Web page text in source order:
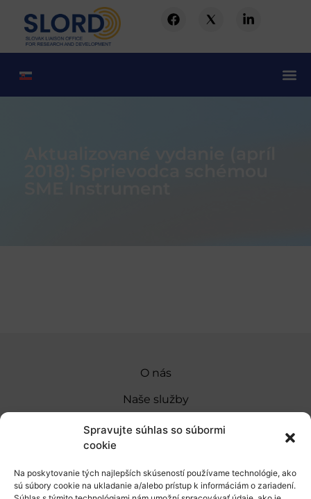
Spravujte súhlas so súbormi
cookie
Na poskytovanie tých najlepších skúseností používame technológie, ako
sú súbory cookie na ukladanie a/alebo prístup k informáciám o zariadení.
O nás
Naše služby
Financovanie a podpora
Stáže a pobyty
Novinky